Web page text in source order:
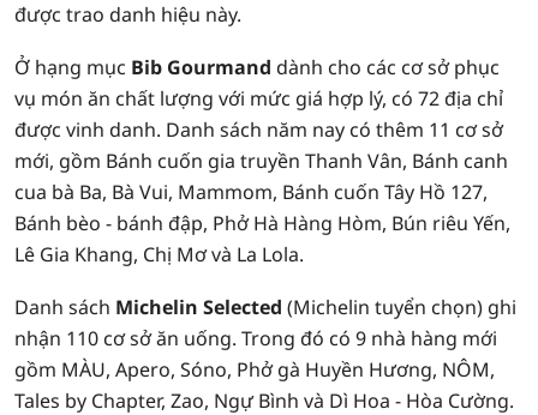
được trao danh hiệu này.
Ở hạng mục Bib Gourmand dành cho các cơ sở phục
vụ món ăn chất lượng với mức giá hợp lý, có 72 địa chỉ
được vinh danh. Danh sách năm nay có thêm 11 cơ sở
mới, gồm Bánh cuốn gia truyền Thanh Vân, Bánh canh
cua bà Ba, Bà Vui, Mammom, Bánh cuốn Tây Hồ 127,
Bánh bèo - bánh đập, Phở Hà Hàng Hòm, Bún riêu Yến,
Lê Gia Khang, Chị Mơ và La Lola.
Danh sách Michelin Selected (Michelin tuyển chọn) ghi
nhận 110 cơ sở ăn uống. Trong đó có 9 nhà hàng mới
gồm MÀU, Apero, Sóno, Phở gà Huyền Hương, NÔM,
Tales by Chapter, Zao, Ngự Bình và Dì Hoa - Hòa Cường.